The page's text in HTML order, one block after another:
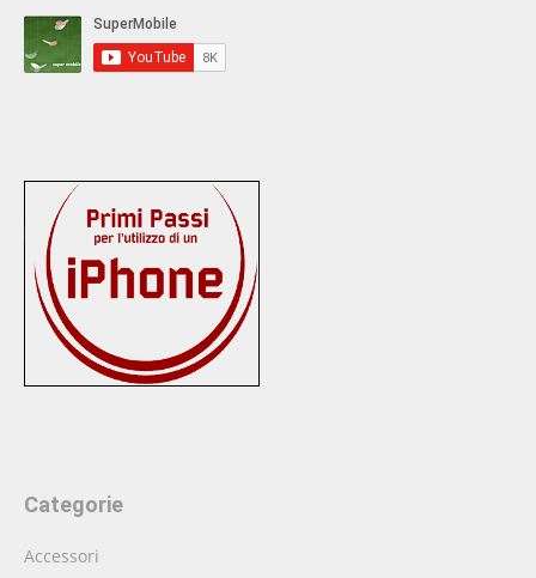
Categorie
Accessori